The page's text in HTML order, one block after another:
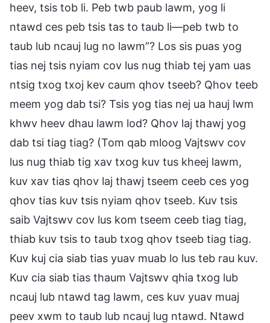
heev, tsis tob li. Peb twb paub lawm, yog li
ntawd ces peb tsis tas to taub li—peb twb to
taub lub ncauj lug no lawm”? Los sis puas yog
tias nej tsis nyiam cov lus nug thiab tej yam uas
ntsig txog txoj kev caum qhov tseeb? Qhov teeb
meem yog dab tsi? Tsis yog tias nej ua hauj lwm
khwv heev dhau lawm lod? Qhov laj thawj yog
dab tsi tiag tiag? (Tom qab mloog Vajtswv cov
lus nug thiab tig xav txog kuv tus kheej lawm,
kuv xav tias qhov laj thawj tseem ceeb ces yog
qhov tias kuv tsis nyiam qhov tseeb. Kuv tsis
saib Vajtswv cov lus kom tseem ceeb tiag tiag,
thiab kuv tsis to taub txog qhov tseeb tiag tiag.
Kuv kuj cia siab tias yuav muab lo lus teb rau kuv.
Kuv cia siab tias thaum Vajtswv qhia txog lub
ncauj lub ntawd tag lawm, ces kuv yuav muaj
peev xwm to taub lub ncauj lug ntawd. Ntawd